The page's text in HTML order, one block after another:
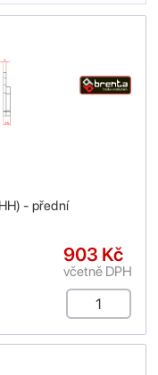
- přední
903 Kč
včetně DPH